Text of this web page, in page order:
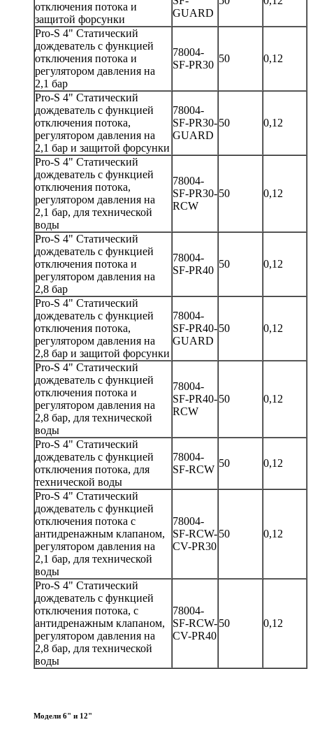
отключения потока и
защитой форсунки
GUARD
Pro-S 4" Статический
дождеватель с функцией
отключения потока и
регулятором давления на
2,1 бар
78004-
SF-PR30
50 0,12
Pro-S 4" Статический
дождеватель с функцией
отключения потока,
регулятором давления на
2,1 бар и защитой форсунки
78004-
SF-PR30-
GUARD
50 0,12
Pro-S 4" Статический
дождеватель с функцией
отключения потока,
регулятором давления на
2,1 бар, для технической
воды
78004-
SF-PR30-
RCW
50 0,12
Pro-S 4" Статический
дождеватель с функцией
отключения потока и
регулятором давления на
2,8 бар
78004-
SF-PR40
50 0,12
Pro-S 4" Статический
дождеватель с функцией
отключения потока,
регулятором давления на
2,8 бар и защитой форсунки
78004-
SF-PR40-
GUARD
50 0,12
Pro-S 4" Статический
дождеватель с функцией
отключения потока и
регулятором давления на
2,8 бар, для технической
воды
78004-
SF-PR40-
RCW
50 0,12
Pro-S 4" Статический
дождеватель с функцией
отключения потока, для
технической воды
78004-
SF-RCW
50 0,12
Pro-S 4" Статический
дождеватель с функцией
отключения потока с
антидренажным клапаном,
регулятором давления на
2,1 бар, для технической
воды
78004-
SF-RCW-
CV-PR30
50 0,12
Pro-S 4" Статический
дождеватель с функцией
отключения потока, с
антидренажным клапаном,
регулятором давления на
2,8 бар, для технической
воды
78004-
SF-RCW-
CV-PR40
50 0,12
Модели 6" и 12"